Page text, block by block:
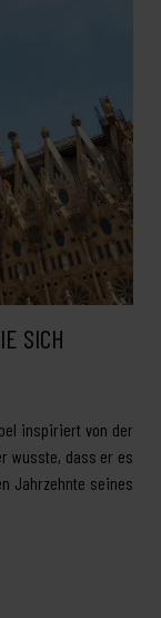
SICH
inspiriert von der
wusste, dass er es
Jahrzehnte seines